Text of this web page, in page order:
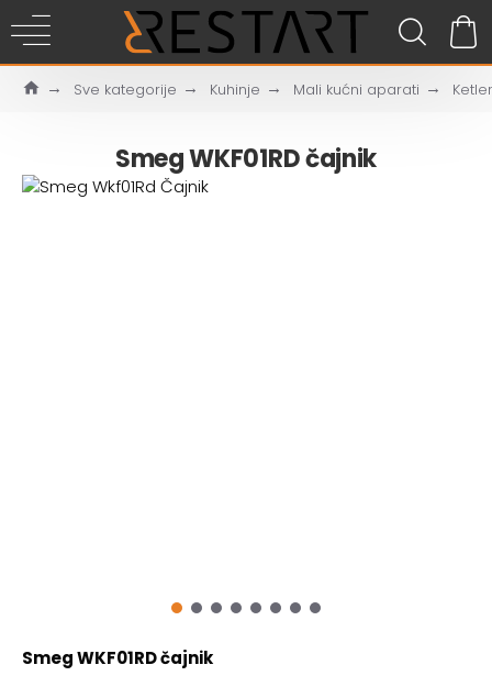
Sve kategorije Kuhinje Mali kućni aparati
Smeg WKF01RD čajnik
Smeg WKF01RD čajnik